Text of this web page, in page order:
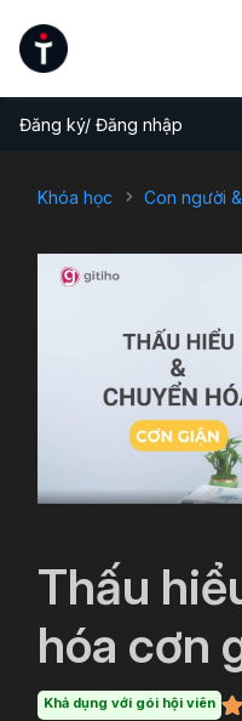
Đăng ký/ Đăng nhập
Khóa học Con người
Thấu
hóa cơn
Khả dụng với gói hội viên